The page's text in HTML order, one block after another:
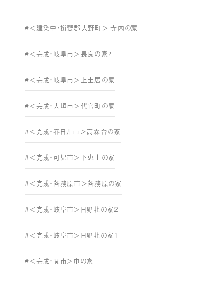
#＜建築中・揖斐郡大野町＞ 寺内の家
#＜完成・岐阜市＞長良の家2
#＜完成・岐阜市＞上土居の家
#＜完成・大垣市＞代官町の家
#＜完成・春日井市＞高森台の家
#＜完成・可児市＞下恵土の家
#＜完成・各務原市＞各務原の家
#＜完成・岐阜市＞日野北の家２
#＜完成・岐阜市＞日野北の家１
#＜完成・関市＞巾の家